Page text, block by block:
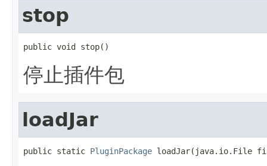
stop
public void stop()
停止插件包
loadJar
public static PluginPackage loadJar(java.io.File